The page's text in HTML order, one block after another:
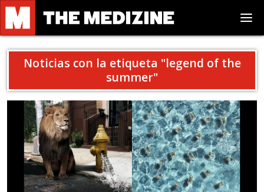
Noticias con la etiqueta "legend of the
summer"